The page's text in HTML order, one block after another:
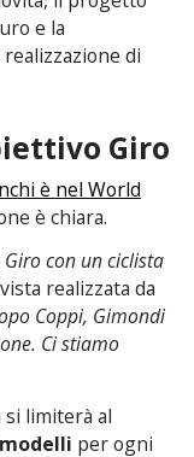
e la
realizzazione di
Giro
è nel World
è chiara.
con un ciclista
realizzata da
Coppi, Gimondi
Ci stiamo
limiterà al
per ogni